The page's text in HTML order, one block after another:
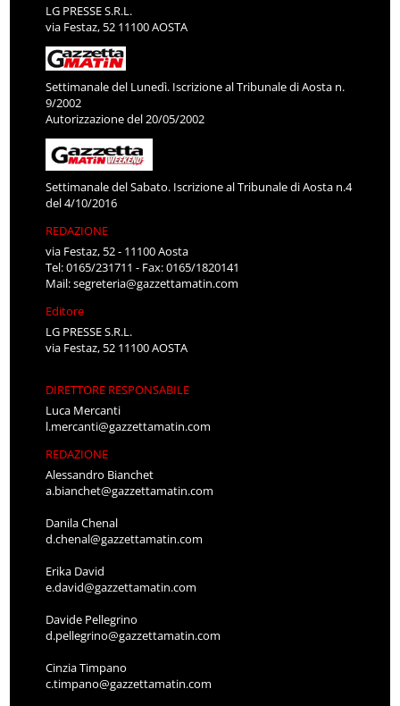
LG PRESSE S.R.L.
via Festaz, 52 11100 AOSTA
Settimanale del Lunedì. Iscrizione al Tribunale di Aosta n.
9/2002
Autorizzazione del 20/05/2002
Settimanale del Sabato. Iscrizione al Tribunale di Aosta n.4
del 4/10/2016
REDAZIONE
via Festaz, 52 - 11100 Aosta
Tel: 0165/231711 - Fax: 0165/1820141
Mail:segreteria@gazzettamatin.com
Editore
LG PRESSE S.R.L.
via Festaz, 52 11100 AOSTA
DIRETTORE RESPONSABILE
Luca Mercanti
l.mercanti@gazzettamatin.com
REDAZIONE
Alessandro Bianchet
a.bianchet@gazzettamatin.com
Danila Chenal
d.chenal@gazzettamatin.com
Erika David
e.david@gazzettamatin.com
Davide Pellegrino
d.pellegrino@gazzettamatin.com
Cinzia Timpano
c.timpano@gazzettamatin.com